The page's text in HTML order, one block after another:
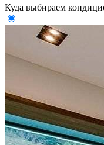
Куда выбираем